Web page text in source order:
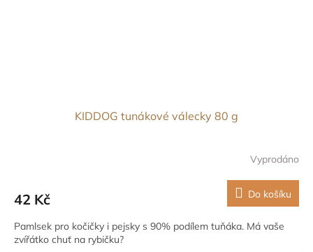
KIDDOG tunákové válecky 80 g
Vyprodáno
42 Kč Do košíku
Pamlsek pro kočičky i pejsky s 90% podílem tuňáka. Má vaše
zvířátko chuť na rybičku?